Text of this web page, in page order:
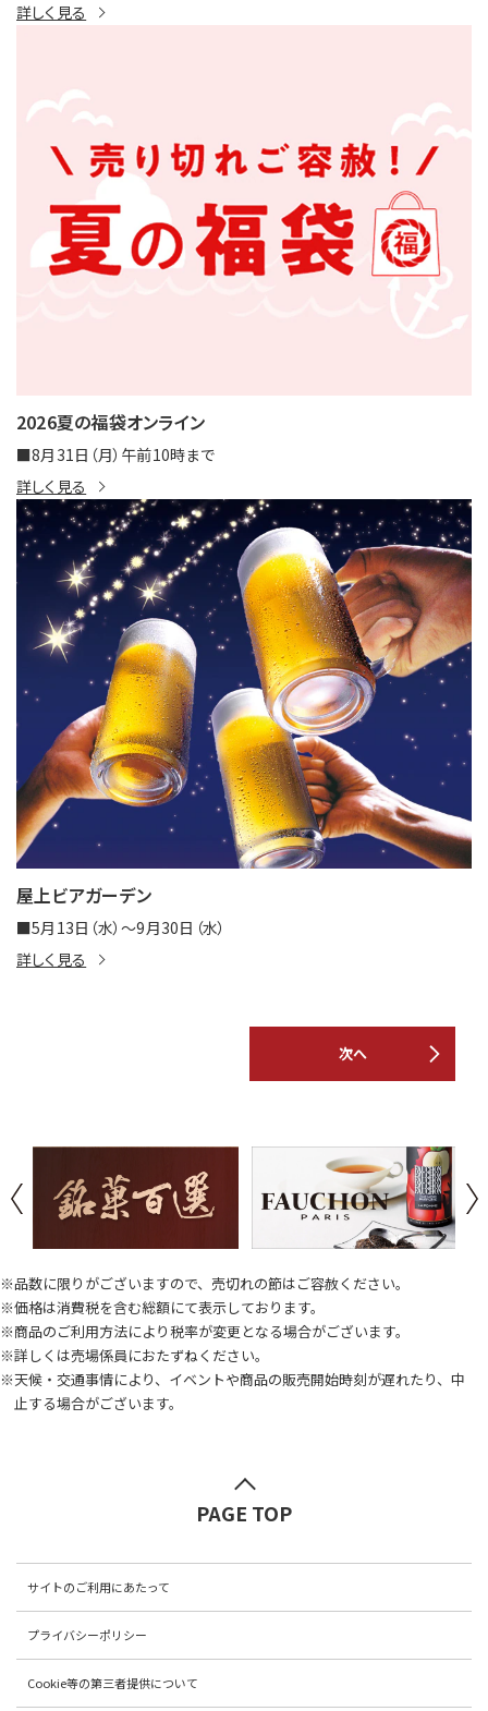
詳しく見る
2026夏の福袋オンライン
■8月31日（月）午前10時まで
詳しく見る
屋上ビアガーデン
■5月13日（水）～9月30日（水）
詳しく見る
次へ
※品数に限りがございますので、売切れの節はご容赦ください。
※価格は消費税を含む総額にて表示しております。
※商品のご利用方法により税率が変更となる場合がございます。
※詳しくは売場係員におたずねください。
※天候・交通事情により、イベントや商品の販売開始時刻が遅れたり、中
止する場合がございます。
PAGE TOP
サイトのご利用にあたって
プライバシーポリシー
Cookie等の第三者提供について